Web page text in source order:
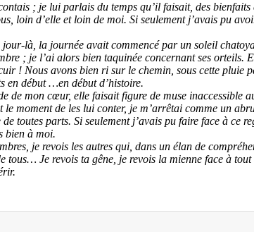
; je lui parlais du temps qu’il faisait, des
loin d’elle et loin de moi. Si seulement j’avais pu
jour-là, la journée avait commencé par un soleil
; je l’ai alors bien taquinée concernant ses
! Nous avons bien ri sur le chemin, sous cette pluie
en début …en début d’histoire.
de mon cœur, elle faisait figure de muse inaccessible
moment de les lui conter, je m’arrêtai comme un
toutes parts. Si seulement j’avais pu faire face à ce
bien à moi.
je revois les autres qui, dans un élan de
Je revois ta gêne, je revois la mienne face à